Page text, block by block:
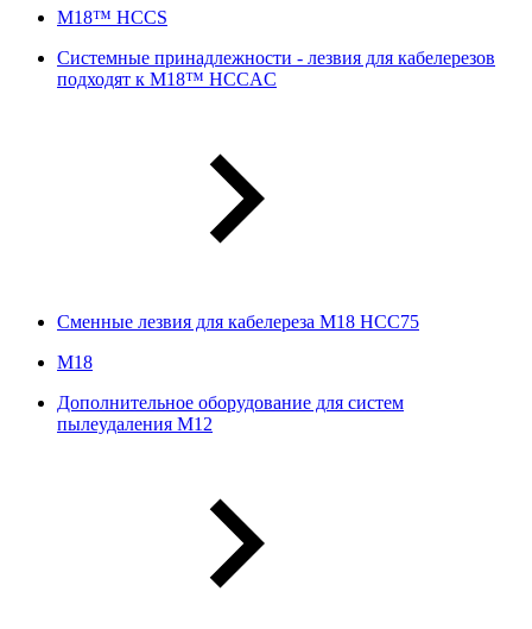
M18™ HCCS
Системные принадлежности - лезвия для кабелерезов
подходят к M18™ HCCAC
Сменные лезвия для кабелереза M18 HCC75
М18
Дополнительное оборудование для систем
пылеудаления М12